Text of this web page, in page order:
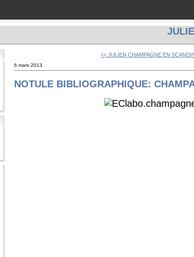
<< JULIEN CHAMPAGNE EN
6 mars 2013
NOTULE BIBLIOGRAPHIQUE: